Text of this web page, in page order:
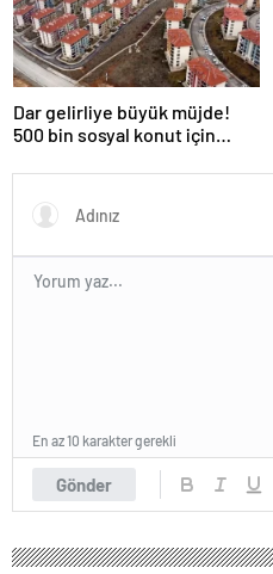
Dar gelirliye büyük müjde!
500 bin sosyal konut için
Gönder
En az 10 karakter gerekli